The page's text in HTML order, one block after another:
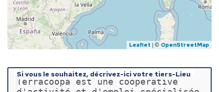
Leaflet | ©OpenStreetMap
Si vous le souhaitez, décrivez-ici votre tiers-Lieu
Terracoopa est une coopérative